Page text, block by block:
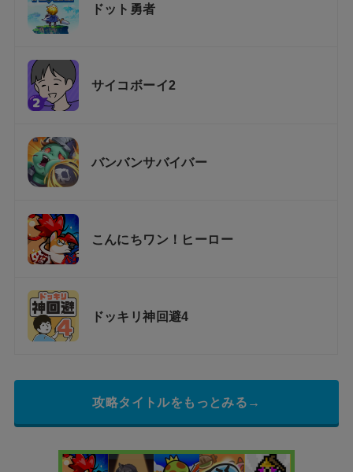
ドット勇者
サイコボーイ2
バンバンサバイバー
こんにちワン！ヒーロー
ドッキリ神回避4
攻略タイトルをもっとみる→